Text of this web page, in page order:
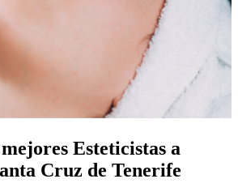
Esteticistas a
Cruz de Tenerife